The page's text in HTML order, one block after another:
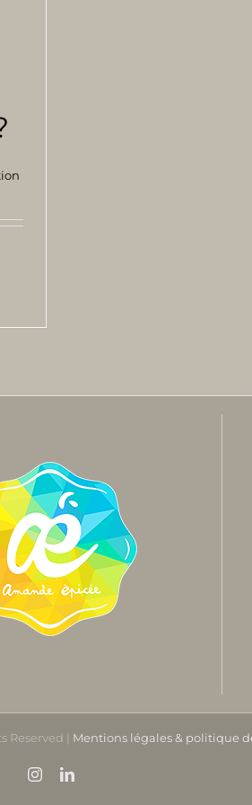
Reserved | Mentions légales & politique
InstagramLinkedIn